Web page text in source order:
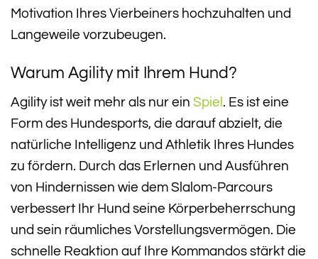
Motivation Ihres Vierbeiners hochzuhalten und
Langeweile vorzubeugen.
Warum Agility mit Ihrem Hund?
Agility ist weit mehr als nur ein Spiel . Es ist eine
Form des Hundesports, die darauf abzielt, die
natürliche Intelligenz und Athletik Ihres Hundes
zu fördern. Durch das Erlernen und Ausführen
von Hindernissen wie dem Slalom-Parcours
verbessert Ihr Hund seine Körperbeherrschung
und sein räumliches Vorstellungsvermögen. Die
schnelle Reaktion auf Ihre Kommandos stärkt die